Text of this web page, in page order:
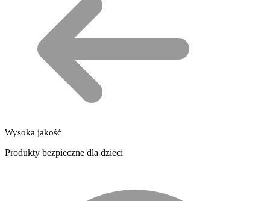
Wysoka jakość
Produkty bezpieczne dla dzieci